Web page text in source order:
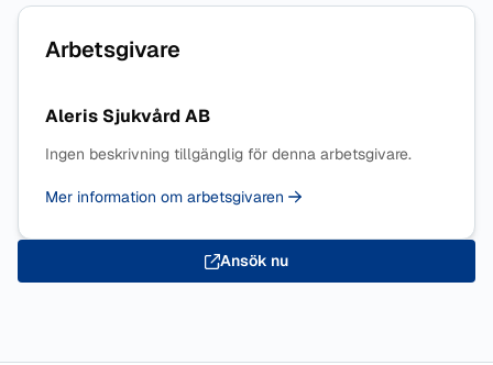
Arbetsgivare
Aleris Sjukvård AB
Ingen beskrivning tillgänglig för denna arbetsgivare.
Mer information om arbetsgivaren
Ansök nu